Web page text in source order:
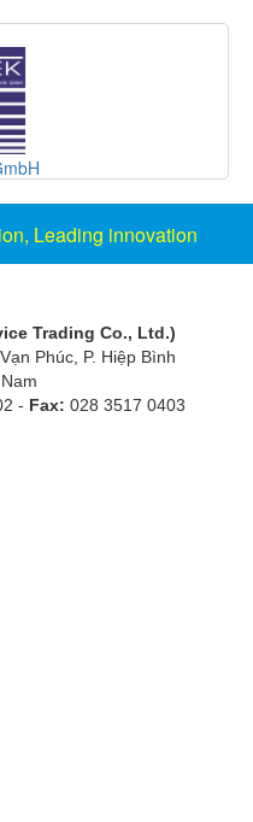
Leading innovation
Trading Co., Ltd.)
Phúc, P. Hiệp Bình
Nam
- Fax: 028 3517 0403